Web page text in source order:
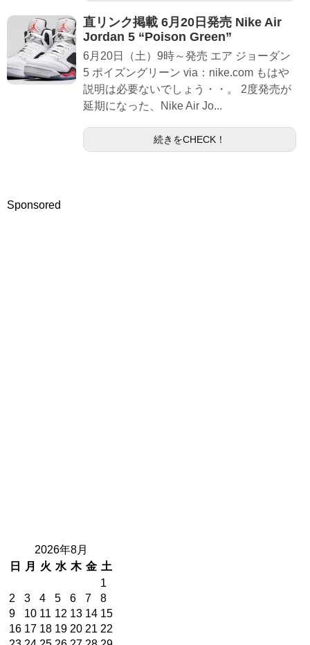
直リンク掲載 6月20日発売 Nike Air
Jordan 5 “Poison Green”
6月20日（土）9時～発売 エア ジョーダン
5 ポイズングリーン via：nike.com もはや
説明は必要ないでしょう・・。 2度発売が
延期になった、Nike Air Jo...
続きをCHECK！
Sponsored
2026年8月
日
月 火 水 木 金 土
1
2
3 4 5 6 7
8
9
10 11 12 13 14 15
16 17 18 19 20 21 22